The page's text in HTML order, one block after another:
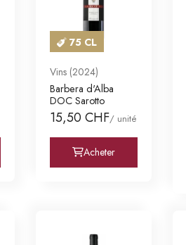
75 CL
Vins (2024)
Barbera d'Alba
DOC Sarotto
15,50 CHF/ unité
Acheter